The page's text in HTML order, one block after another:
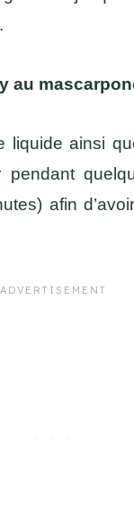
au
liquide ainsi
pendant
afin